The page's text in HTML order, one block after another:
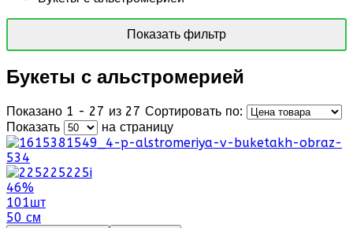
Показать фильтр
Букеты с альстромерией
Показано 1 - 27 из 27 Сортировать по:
Показать
на страницу
46%
101шт
50 см